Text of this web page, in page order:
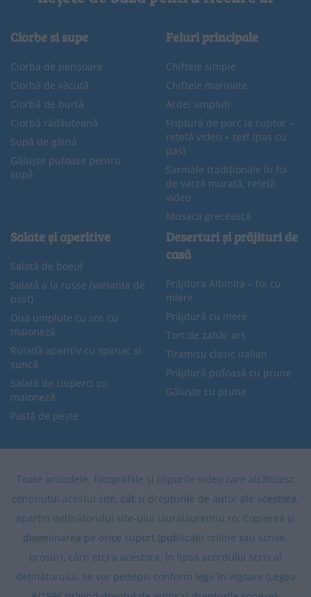
Ciorbe si supe
Ciorba de perișoare
Ciorbă de văcuță
Ciorbă de burtă
Ciorbă rădăuțeană
Supă de găină
Găluște pufoase pentru
supă
Feluri principale
Chiftele simple
Chiftele marinate
Ardei umpluți
Friptură de porc la cuptor –
rețetă video + text (pas cu
pas)
Sarmale tradiționale în foi
de varză murată, rețetă
video
Musaca grecească
Salate și aperitive
Salată de boeuf
Salată a la russe (varianta de
post)
Ouă umplute cu sos cu
maioneză
Ruladă aperitiv cu spanac și
șuncă
Salată de ciuperci cu
maioneză
Pastă de pește
Deserturi și prăjituri de
casă
Prăjitura Albinița – foi cu
miere
Prăjitură cu mere
Tort de zahăr ars
Tiramisu clasic italian
Prăjitură pufoasă cu prune
Găluște cu prune
Toate articolele, fotografiile și clipurile video care alcătuiesc
conținutul acestui site, cât și drepturile de autor ale acestora,
aparțin deținătorului site-ului lauralaurentiu.ro. Copierea și
diseminarea pe orice suport (publicații online sau scrise,
broșuri, cărți etc) a acestora, în lipsa acordului scris al
deținătorului, se vor pedepsi conform legii în vigoare (Legea